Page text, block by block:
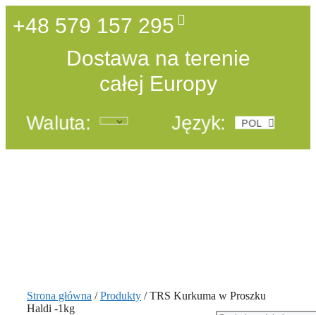
+48 579 157 295
Dostawa na terenie
całej Europy
Waluta: Język: POL
ENG
Strona główna /Produkty / TRS Kurkuma w Proszku
Haldi -1kg